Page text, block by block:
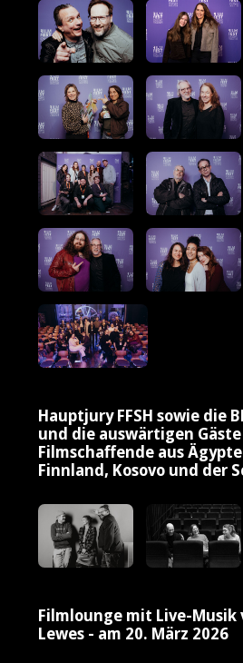
Hauptjury FFSH sowie die
und die auswärtigen Gäste
Filmschaffende aus
Finnland, Kosovo und der
Filmlounge mit Live-Musik
Lewes - am 20. März 2026